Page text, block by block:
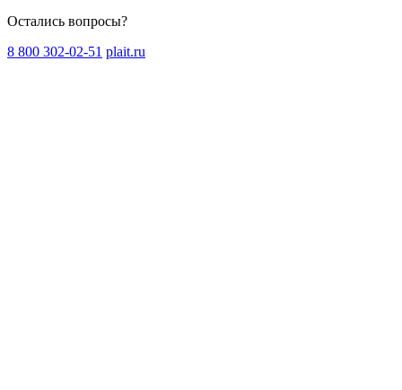
Остались вопросы?
8 800 302-02-51 plait.ru